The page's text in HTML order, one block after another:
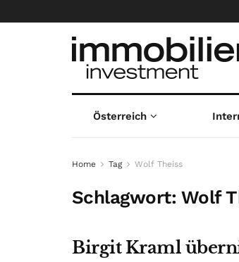
Österreich
Home Tag Wolf Theiss
Schlagwort: Wolf
Birgit Kraml